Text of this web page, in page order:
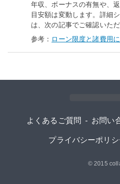
年収、ボーナスの有無や、
目安額は変動します。詳細
は、次の記事でご確認いただ
参考： ローン限度と諸費用
よくあるご質問 - お問い
プライバシーポリシ
© 2015